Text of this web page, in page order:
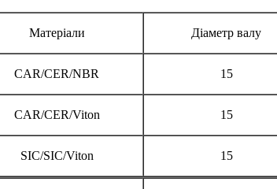
Матеріали Діаметр валу
CAR/CER/NBR 15
CAR/CER/Viton 15
SIC/SIC/Viton 15